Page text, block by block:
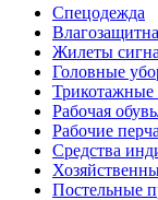
Спецодежда
Жилеты
Головные
Трикотажные
Рабочая
Рабочие
Средства
Постельные